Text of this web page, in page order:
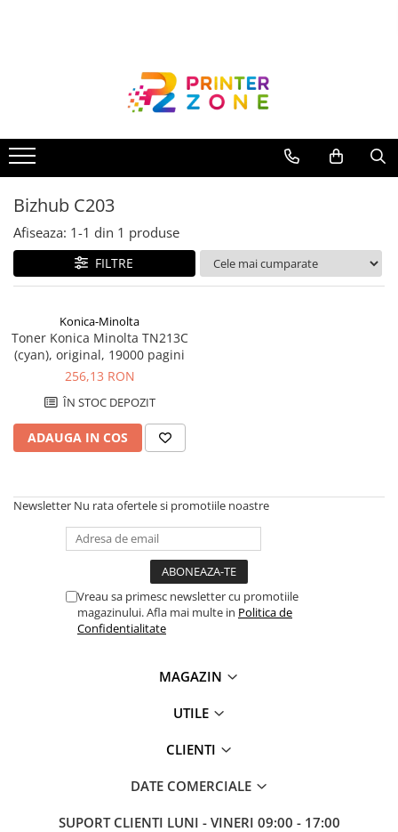
Imprimante cu jet
Multifunctionale laser
Multifunctionale cu jet
Imprimante etichete
Imprimante termice
Scanere
Accesorii imprimante
Accesorii multifunctionale
Piese schimb
Plottere
Consumabile imprimanta
Drum unit
Capete imprimare
Cartuse inkjet si cerneala
Bizhub C203
Afiseaza: 1-1 din 1 produse
FILTRE
Konica-Minolta
Toner Konica Minolta TN213C
(cyan), original, 19000 pagini
256,13 RON
ÎN STOC DEPOZIT
ADAUGA IN COS
Newsletter Nu rata ofertele si promotiile noastre
Vreau sa primesc newsletter cu promotiile
magazinului. Afla mai multe in Politica de
Confidentialitate
MAGAZIN
UTILE
CLIENTI
DATE COMERCIALE
SUPORT CLIENTI LUNI - VINERI 09:00 - 17:00